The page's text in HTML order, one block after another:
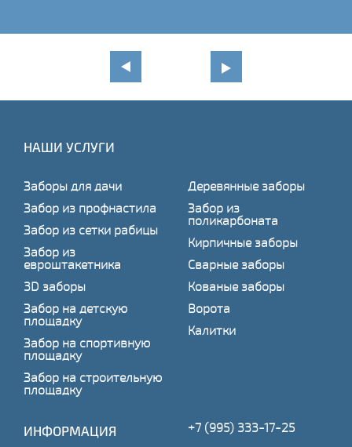
НАШИ УСЛУГИ
Заборы для дачи
Забор из профнастила
Забор из сетки рабицы
Забор из
евроштакетника
3D заборы
Забор на детскую
площадку
Забор на спортивную
площадку
Забор на строительную
площадку
Деревянные заборы
Забор из
поликарбоната
Кирпичные заборы
Сварные заборы
Кованые заборы
Ворота
Калитки
ИНФОРМАЦИЯ +7 (995) 333-17-25